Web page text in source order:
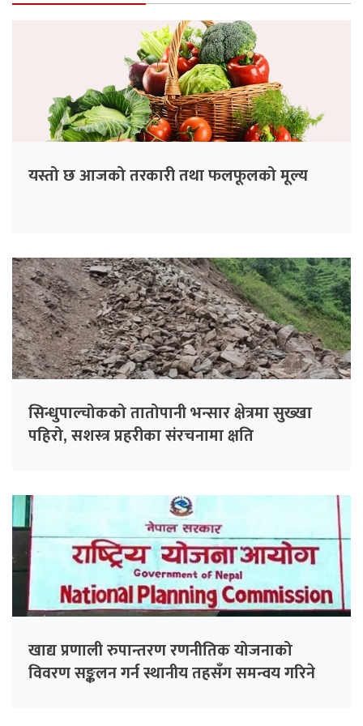
यस्तो छ आजको तरकारी तथा फलफूलको मूल्य
सिन्धुपाल्चोकको तातोपानी भन्सार क्षेत्रमा सुख्खा
पहिरो, सशस्त्र प्रहरीका संरचनामा क्षति
खाद्य प्रणाली रुपान्तरण रणनीतिक योजनाको
विवरण सङ्कलन गर्न स्थानीय तहसँग समन्वय गरिने